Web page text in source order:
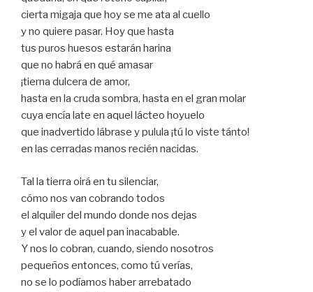
cierta migaja que hoy se me ata al cuello
y no quiere pasar. Hoy que hasta
tus puros huesos estarán harina
que no habrá en qué amasar
¡tierna dulcera de amor,
hasta en la cruda sombra, hasta en el gran molar
cuya encía late en aquel lácteo hoyuelo
que inadvertido lábrase y pulula ¡tú lo viste tánto!
en las cerradas manos recién nacidas.
Tal la tierra oirá en tu silenciar,
cómo nos van cobrando todos
el alquiler del mundo donde nos dejas
y el valor de aquel pan inacabable.
Y nos lo cobran, cuando, siendo nosotros
pequeños entonces, como tú verías,
no se lo podíamos haber arrebatado